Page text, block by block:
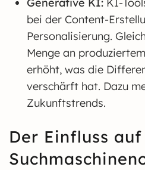
bei der Content-
Personalisierung.
Menge an
erhöht, was die
verschärft hat. Dazu
Zukunftstrends.
Der Einfluss auf